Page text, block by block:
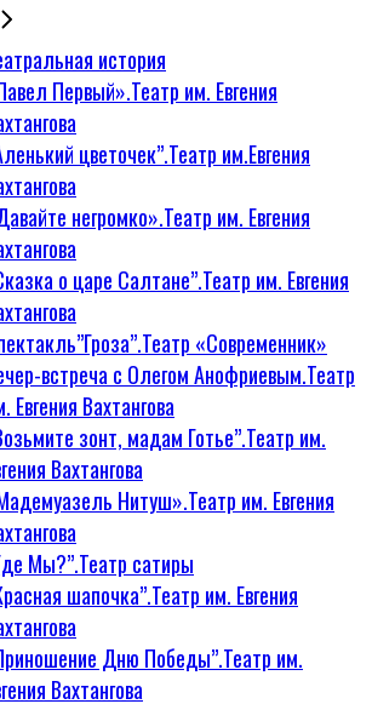
история
Первый».Театр им. Евгения
цветочек”.Театр им.Евгения
негромко».Театр им. Евгения
о царе Салтане”.Театр им. Евгения
«Современник»
встреча с Олегом Анофриевым.Театр
Евгения Вахтангова
зонт, мадам Готье”.Театр им.
Вахтангова
Нитуш».Театр им. Евгения
Мы?”.Театр сатиры
шапочка”.Театр им. Евгения
Дню Победы”.Театр им.
Вахтангова